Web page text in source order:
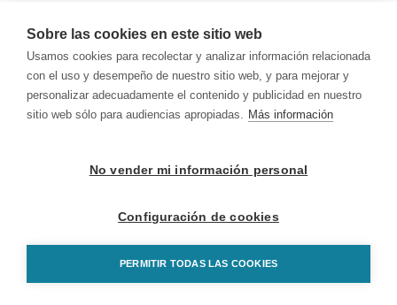
Sobre las cookies en este sitio web
Usamos cookies para recolectar y analizar información relacionada
con el uso y desempeño de nuestro sitio web, y para mejorar y
personalizar adecuadamente el contenido y publicidad en nuestro
sitio web sólo para audiencias apropiadas. Más información
No vender mi información personal
Configuración de cookies
PERMITIR TODAS LAS COOKIES